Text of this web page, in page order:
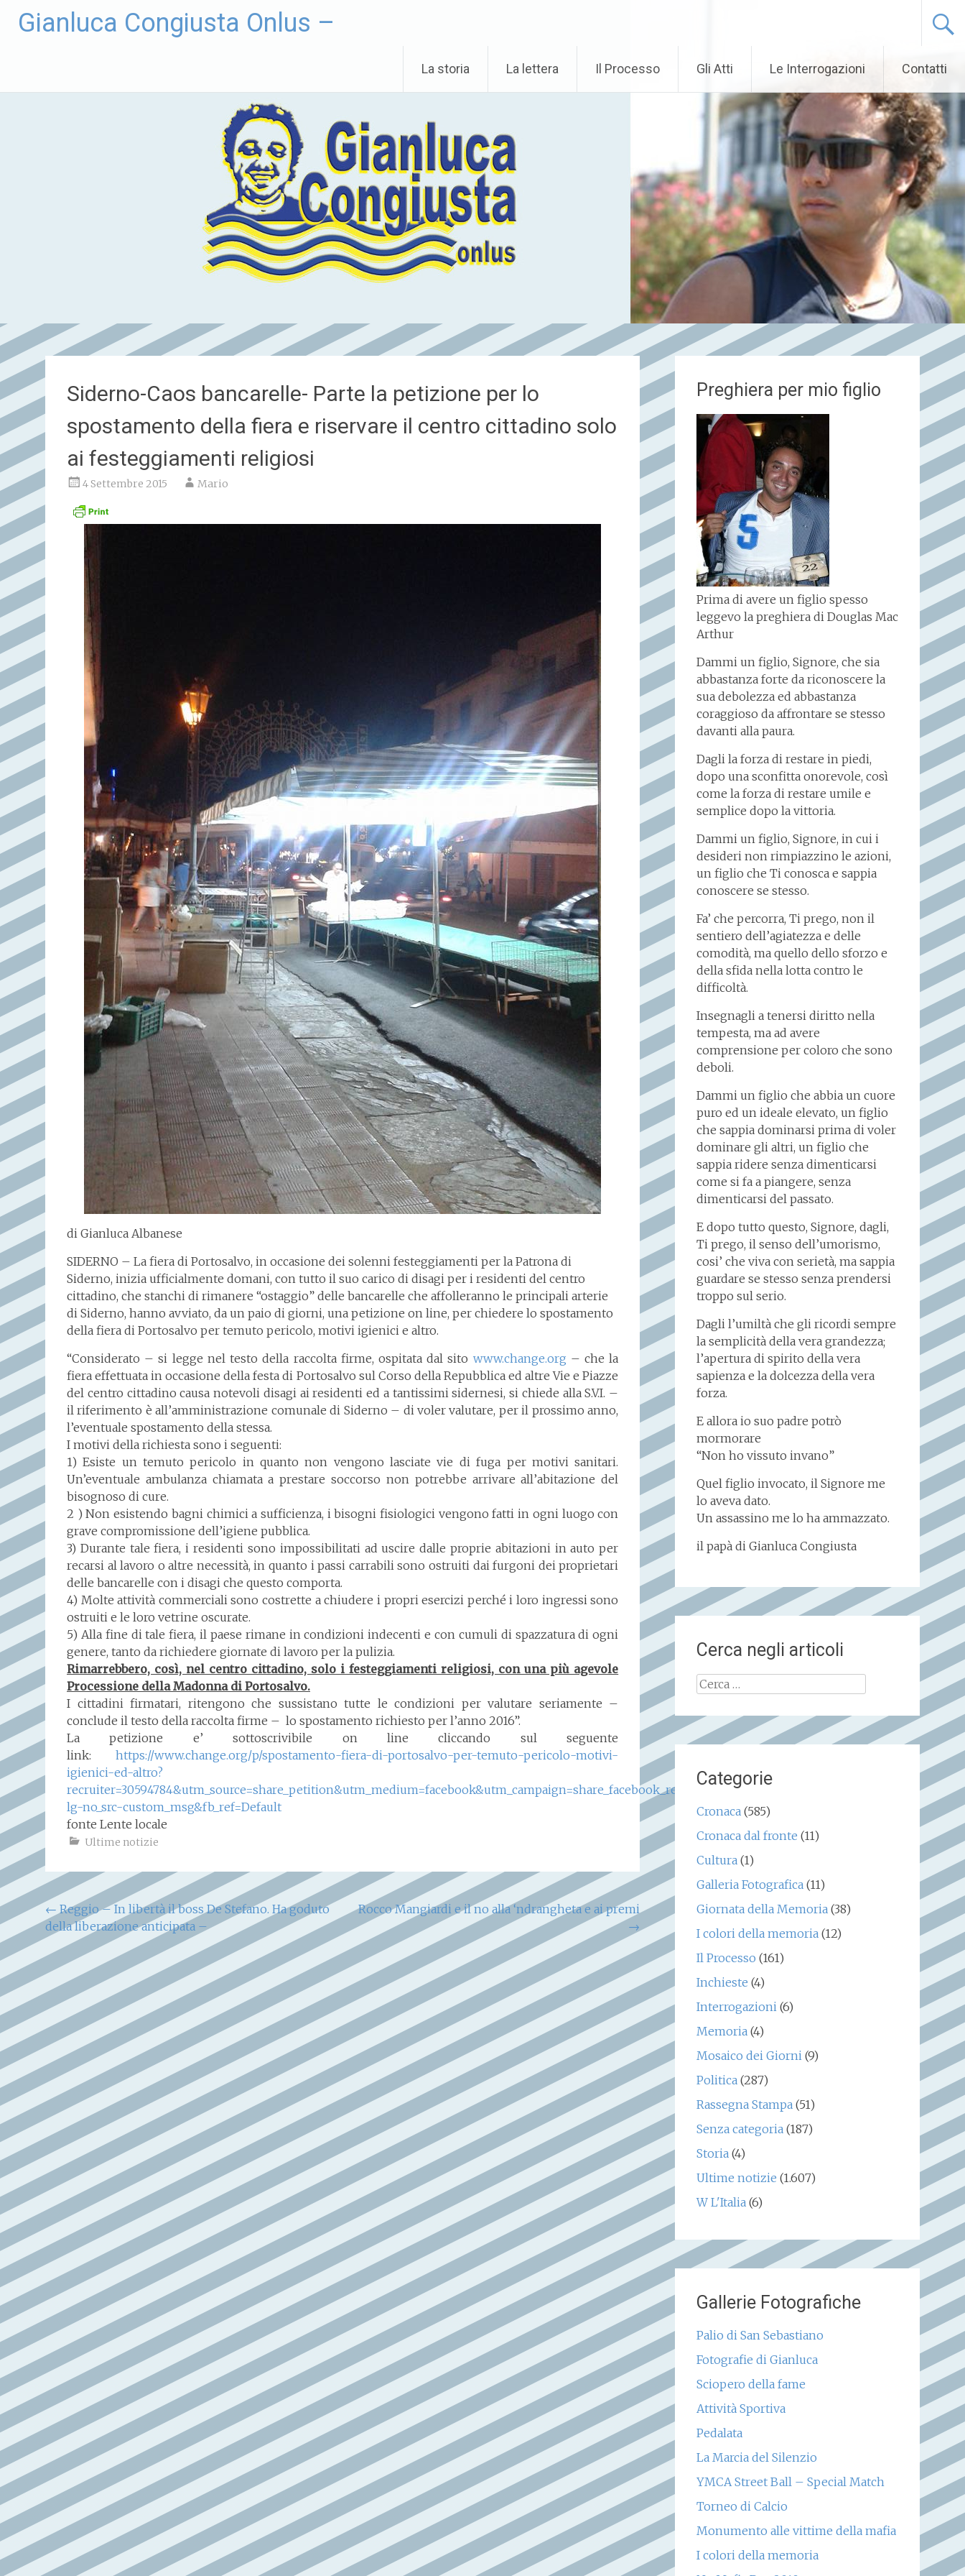
Gianluca Congiusta Onlus –
La storia La lettera Il Processo Gli Atti Le Interrogazioni Contatti
Siderno-Caos bancarelle- Parte la petizione per lo
spostamento della fiera e riservare il centro cittadino solo
ai festeggiamenti religiosi
4 Settembre 2015 Mario
di Gianluca Albanese
SIDERNO – La fiera di Portosalvo, in occasione dei solenni festeggiamenti per la Patrona di
Siderno, inizia ufficialmente domani, con tutto il suo carico di disagi per i residenti del centro
cittadino, che stanchi di rimanere “ostaggio” delle bancarelle che affolleranno le principali arterie
di Siderno, hanno avviato, da un paio di giorni, una petizione on line, per chiedere lo spostamento
della fiera di Portosalvo per temuto pericolo, motivi igienici e altro.
“Considerato – si legge nel testo della raccolta firme, ospitata dal sito www.change.org – che la
fiera effettuata in occasione della festa di Portosalvo sul Corso della Repubblica ed altre Vie e Piazze
del centro cittadino causa notevoli disagi ai residenti ed a tantissimi sidernesi, si chiede alla S.V.I. –
il riferimento è all’amministrazione comunale di Siderno – di voler valutare, per il prossimo anno,
l’eventuale spostamento della stessa.
I motivi della richiesta sono i seguenti:
1) Esiste un temuto pericolo in quanto non vengono lasciate vie di fuga per motivi sanitari.
Un’eventuale ambulanza chiamata a prestare soccorso non potrebbe arrivare all’abitazione del
bisognoso di cure.
2 ) Non esistendo bagni chimici a sufficienza, i bisogni fisiologici vengono fatti in ogni luogo con
grave compromissione dell’igiene pubblica.
3) Durante tale fiera, i residenti sono impossibilitati ad uscire dalle proprie abitazioni in auto per
recarsi al lavoro o altre necessità, in quanto i passi carrabili sono ostruiti dai furgoni dei proprietari
delle bancarelle con i disagi che questo comporta.
4) Molte attività commerciali sono costrette a chiudere i propri esercizi perché i loro ingressi sono
ostruiti e le loro vetrine oscurate.
5) Alla fine di tale fiera, il paese rimane in condizioni indecenti e con cumuli di spazzatura di ogni
genere, tanto da richiedere giornate di lavoro per la pulizia.
Rimarrebbero, così, nel centro cittadino, solo i festeggiamenti religiosi, con una più agevole
Processione della Madonna di Portosalvo.
I cittadini firmatari, ritengono che sussistano tutte le condizioni per valutare seriamente –
conclude il testo della raccolta firme – lo spostamento richiesto per l’anno 2016”.
La petizione e’ sottoscrivibile on line cliccando sul seguente
link:https://www.change.org/p/spostamento-fiera-di-portosalvo-per-temuto-pericolo-motivi-
igienici-ed-altro?
recruiter=30594784&utm_source=share_petition&utm_medium=facebook&utm_campaign=share_facebook_responsive&utm_term=des-
lg-no_src-custom_msg&fb_ref=Default
fonte Lente locale
Ultime notizie
Navigazione
articoli
← Reggio – In libertà il boss De Stefano. Ha goduto
della liberazione anticipata –
Rocco Mangiardi e il no alla ‘ndrangheta e ai premi
→
Preghiera per mio figlio
Prima di avere un figlio spesso
leggevo la preghiera di Douglas Mac
Arthur
Dammi un figlio, Signore, che sia
abbastanza forte da riconoscere la
sua debolezza ed abbastanza
coraggioso da affrontare se stesso
davanti alla paura.
Dagli la forza di restare in piedi,
dopo una sconfitta onorevole, così
come la forza di restare umile e
semplice dopo la vittoria.
Dammi un figlio, Signore, in cui i
desideri non rimpiazzino le azioni,
un figlio che Ti conosca e sappia
conoscere se stesso.
Fa’ che percorra, Ti prego, non il
sentiero dell’agiatezza e delle
comodità, ma quello dello sforzo e
della sfida nella lotta contro le
difficoltà.
Insegnagli a tenersi diritto nella
tempesta, ma ad avere
comprensione per coloro che sono
deboli.
Dammi un figlio che abbia un cuore
puro ed un ideale elevato, un figlio
che sappia dominarsi prima di voler
dominare gli altri, un figlio che
sappia ridere senza dimenticarsi
come si fa a piangere, senza
dimenticarsi del passato.
E dopo tutto questo, Signore, dagli,
Ti prego, il senso dell’umorismo,
cosi’ che viva con serietà, ma sappia
guardare se stesso senza prendersi
troppo sul serio.
Dagli l’umiltà che gli ricordi sempre
la semplicità della vera grandezza;
l’apertura di spirito della vera
sapienza e la dolcezza della vera
forza.
E allora io suo padre potrò
mormorare
“Non ho vissuto invano”
Quel figlio invocato, il Signore me
lo aveva dato.
Un assassino me lo ha ammazzato.
il papà di Gianluca Congiusta
Cerca negli articoli
Ricerca
Categorie
Cronaca(585)
Cronaca dal fronte (11)
Cultura(1)
Galleria Fotografica(11)
Giornata della Memoria(38)
I colori della memoria(12)
Il Processo (161)
Inchieste (4)
Interrogazioni(6)
Memoria(4)
Mosaico dei Giorni(9)
Politica(287)
Rassegna Stampa(51)
Senza categoria(187)
Storia(4)
Ultime notizie (1.607)
W L'Italia(6)
Gallerie Fotografiche
Palio di San Sebastiano
Fotografie di Gianluca
Sciopero della fame
Attività Sportiva
Pedalata
La Marcia del Silenzio
YMCA Street Ball – Special Match
Torneo di Calcio
Monumento alle vittime della mafia
I colori della memoria